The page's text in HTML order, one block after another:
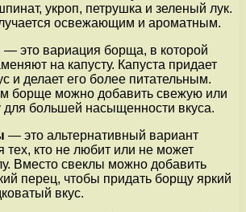
укроп, петрушка и зеленый лук.
освежающим и ароматным.
— это вариация борща, в которой
на капусту. Капуста придает
и делает его более питательным.
борще можно добавить свежую или
для большей насыщенности вкуса.
— это альтернативный вариант
тех, кто не любит или не может
Вместо свеклы можно добавить
перец, чтобы придать борщу яркий
вкус.